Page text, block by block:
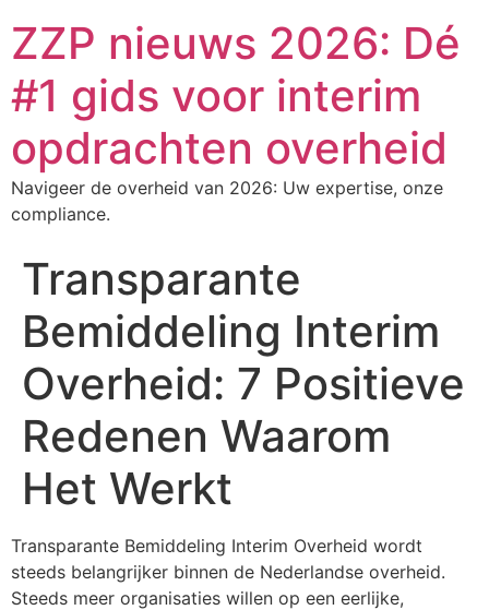
ZZP nieuws 2026: Dé
#1 gids voor interim
opdrachten overheid
Navigeer de overheid van 2026: Uw expertise, onze
compliance.
Transparante
Bemiddeling Interim
Overheid: 7 Positieve
Redenen Waarom
Het Werkt
Transparante Bemiddeling Interim Overheid wordt
steeds belangrijker binnen de Nederlandse overheid.
Steeds meer organisaties willen op een eerlijke,